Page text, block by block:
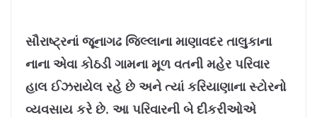
સૌરાષ્ટ્રનાં જૂનાગઢ જિલ્લાના માણાવદર તાલુકાના
નાના એવા કોઠડી ગામના મૂળ વતની મહેર પરિવાર
હાલ ઈઝરાયેલ રહે છે અને ત્યાં કરિયાણાના સ્ટોરનો
વ્યવસાય કરે છે. આ પરિવારની બે દીકરીઓએ